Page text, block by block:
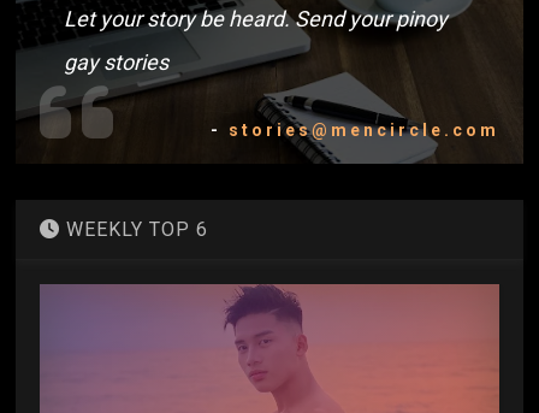
Let your story be heard. Send your pinoy
gay stories
- stories@mencircle.com
WEEKLY TOP 6